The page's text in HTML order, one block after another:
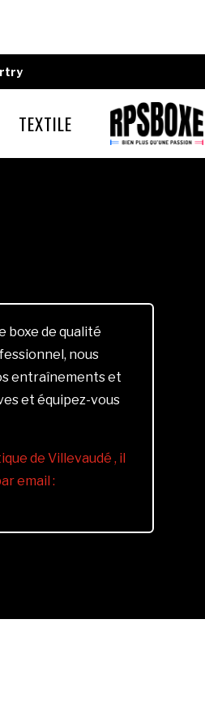
TEXTILE
boxe de qualité
nous
entraînements et
et équipez-vous
de Villevaudé , il
email :